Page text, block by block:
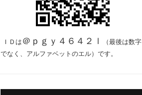
ＩＤは ＠ｐｇｙ４６４２ｌ
（最後は数字
でなく、アルファベットのエル）です。